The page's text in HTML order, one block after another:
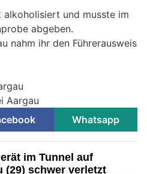
und musste im
abgeben.
nahm ihr den Führerausweis
Aargau
Whatsapp
im Tunnel auf
(29) schwer verletzt